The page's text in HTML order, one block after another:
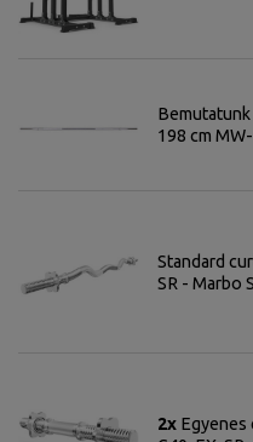
198 cm
Standard
SR - Marbo
2x Egyenes